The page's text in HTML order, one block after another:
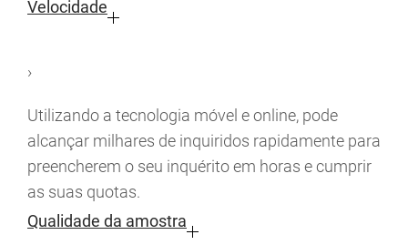
Velocidade
›
Utilizando a tecnologia móvel e online, pode
alcançar milhares de inquiridos rapidamente para
preencherem o seu inquérito em horas e cumprir
as suas quotas.
Qualidade da amostra